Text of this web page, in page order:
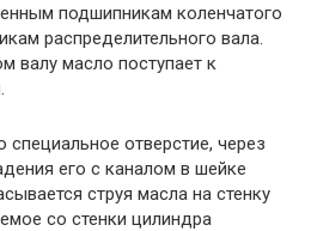
подшипникам коленчатого
распределительного вала.
валу масло поступает к
отверстие, через
его с каналом в шейке
струя масла на стенку
со стенки цилиндра